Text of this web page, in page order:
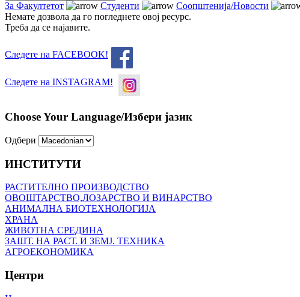
За Факултетот Студенти Соопштенија/Новости
Немате дозвола да го погледнете овој ресурс.
Треба да се најавите.
Следете на FACEBOOK!
Следете на INSTAGRAM!
Choose Your Language/Избери јазик
Одбери
ИНСТИТУТИ
РАСТИТЕЛНО ПРОИЗВОДСТВО
ОВОШТАРСТВО,ЛОЗАРСТВО И ВИНАРСТВО
АНИМАЛНА БИОТЕХНОЛОГИЈА
ХРАНА
ЖИВОТНА СРЕДИНА
ЗАШТ. НА РАСТ. И ЗЕМЈ. ТЕХНИКА
АГРОЕКОНОМИКА
Центри